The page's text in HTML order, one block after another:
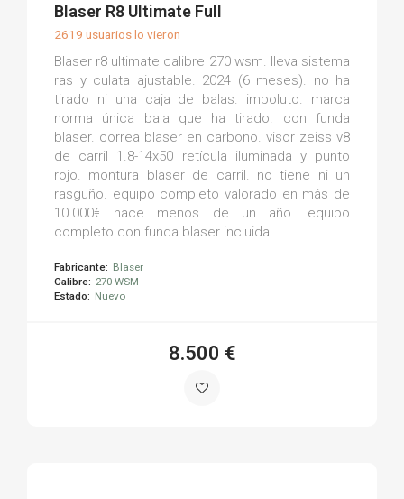
Blaser R8 Ultimate Full
2619 usuarios lo vieron
Blaser r8 ultimate calibre 270 wsm. lleva sistema
ras y culata ajustable. 2024 (6 meses). no ha
tirado ni una caja de balas. impoluto. marca
norma única bala que ha tirado. con funda
blaser. correa blaser en carbono. visor zeiss v8
de carril 1.8-14x50 retícula iluminada y punto
rojo. montura blaser de carril. no tiene ni un
rasguño. equipo completo valorado en más de
10.000€ hace menos de un año. equipo
completo con funda blaser incluida.
Fabricante: Blaser
Calibre: 270 WSM
Estado: Nuevo
8.500 €